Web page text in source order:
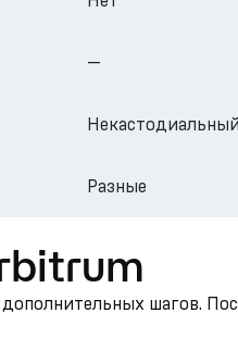
—
Некастодиальный
Разные
шагов.